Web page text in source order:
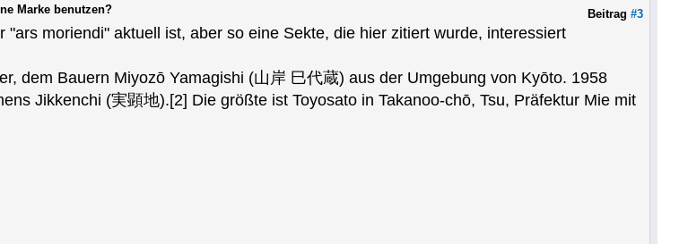
Beitrag #3
Marke benutzen?
moriendi" aktuell ist, aber so eine Sekte, die hier zitiert wurde, interessiert
dem Bauern Miyozō Yamagishi (山岸 巳代蔵) aus der Umgebung von Kyōto. 1958
Jikkenchi (実顕地).[2] Die größte ist Toyosato in Takanoo-chō, Tsu, Präfektur Mie mit